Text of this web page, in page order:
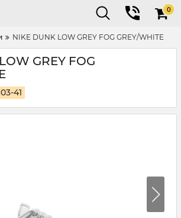
0
NIKE DUNK LOW GREY FOG GREY/WHITE
GREY FOG
41